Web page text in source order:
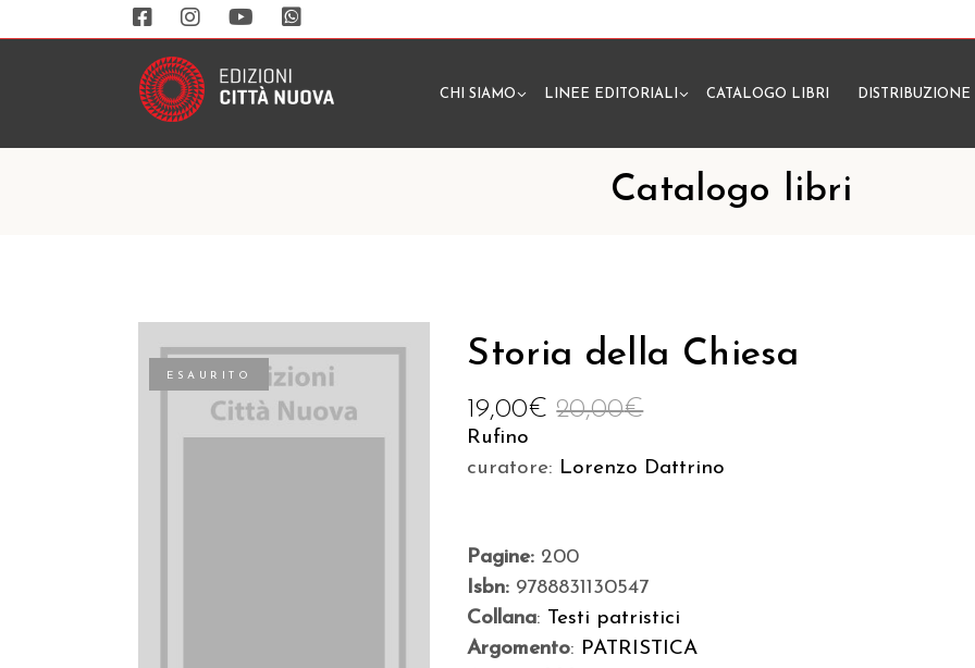
CHI SIAMO LINEE EDITORIALI CATALOGO LIBRI DISTRIBUZIONE
Catalogo libri
ESAURITO
Storia della Chiesa
20,00€
19,00€
Rufino
curatore: Lorenzo Dattrino
Pagine: 200
Isbn: 9788831130547
Collana: Testi patristici
Argomento: PATRISTICA